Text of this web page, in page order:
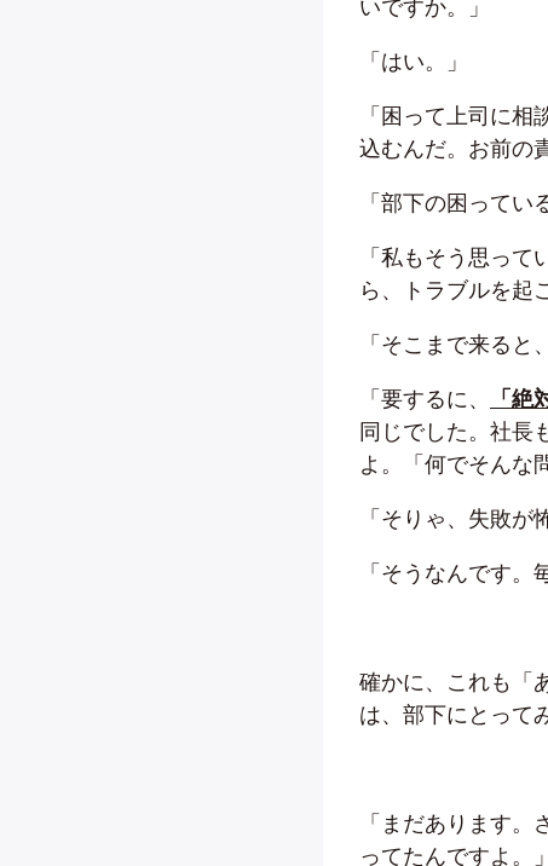
いですか。」
「はい。」
「困って上司に
込むんだ。お前の
「部下の困ってい
「私もそう思っ
ら、トラブルを起
「そこまで来ると
「要するに、 「
同じでした。社長
よ。「何でそんな
「そりゃ、失敗が
「そうなんです。
確かに、これも「
は、部下にとって
「まだあります
ってたんですよ。」